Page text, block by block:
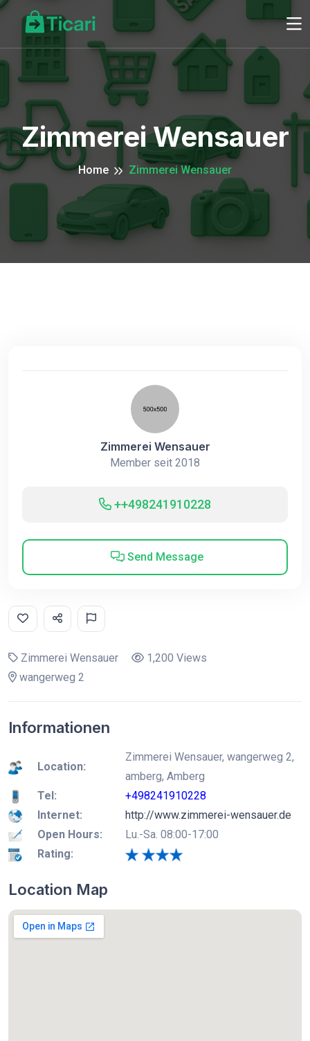
Zimmerei Wensauer
Home Zimmerei Wensauer
Zimmerei Wensauer
Member seit 2018
++498241910228
Send Message
Zimmerei Wensauer
1,200 Views
wangerweg 2
Informationen
Location:
Zimmerei Wensauer, wangerweg 2,
amberg, Amberg
Tel:
+498241910228
Internet:
http://www.zimmerei-wensauer.de
Open Hours:
Lu.-Sa. 08:00-17:00
Rating:
Location Map